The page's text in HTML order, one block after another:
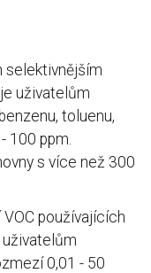
selektivnějším
uživatelům
toluenu,
100 ppm.
s více než 300
používajících
0,01 - 50